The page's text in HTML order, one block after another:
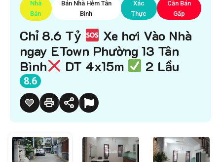
Nhà
Bán
Bán Nhà Hẻm Tân
Bình
Xác
Thực
Cần Bán
Gấp
Chỉ 8.6 Tỷ
Xe hơi Vào Nhà
ngay ETown Phường 13 Tân
Bình
DT 4x15m 2 Lầu
8.6